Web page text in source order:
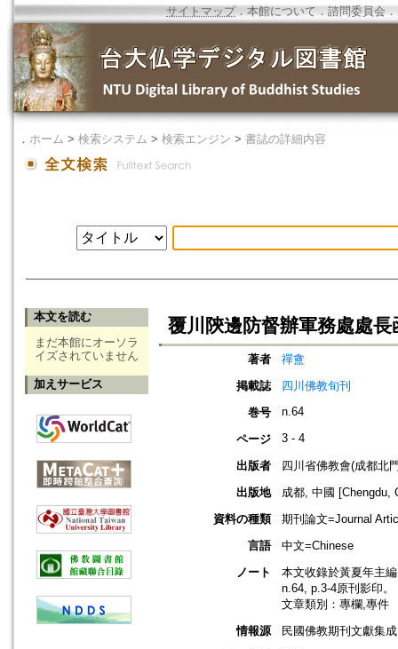
サイトマップ．本館について ． 諮問委員会 ．
． ホーム > 検索システム > 検索エンジン > 書誌の詳細内容
本文を読む
まだ本館にオーソラ
イズされていません
加えサービス
覆川陝邊防督辦軍務處處長
著者
禪盦
掲載誌
四川佛教旬刊
巻号
n.64
ページ 3 - 4
出版者
四川省佛教會(成都北
出版地
成都, 中國 [Chengdu,
資料の種類
期刊論文=Journal
言語
中文=Chinese
ノート
本文收錄於黃夏年主
n.64, p.3-4原刊影印。
文章類別：專欄,專件
情報源
民國佛教期刊文獻集